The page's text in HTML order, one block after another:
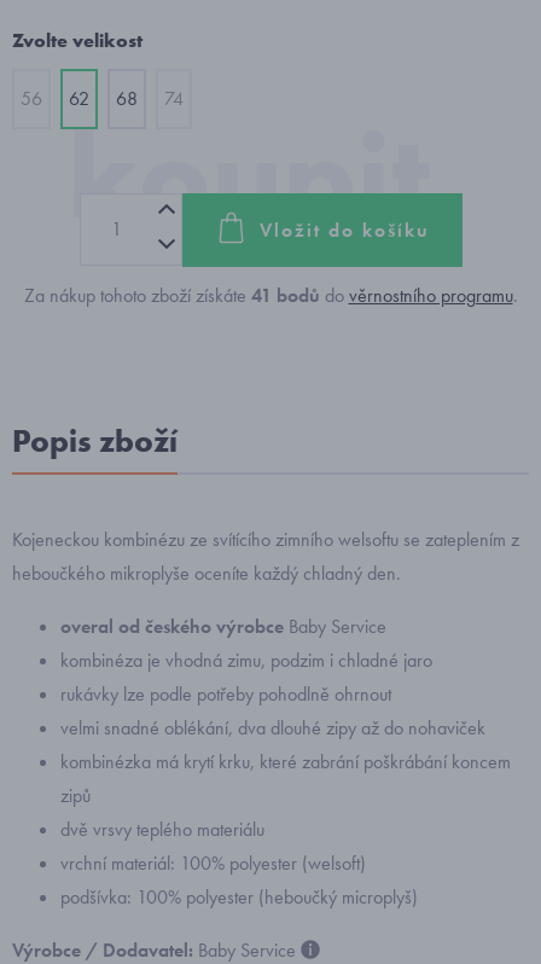
Zvolte velikost
56 62 68 74
Vložit do košíku
Za nákup tohoto zboží získáte 41 bodů dověrnostního programu.
Popis zboží
Kojeneckou kombinézu ze svítícího zimního welsoftu se zateplením z
heboučkého mikroplyše oceníte každý chladný den.
overal od českého výrobce Baby Service
kombinéza je vhodná zimu, podzim i chladné jaro
rukávky lze podle potřeby pohodlně ohrnout
velmi snadné oblékání, dva dlouhé zipy až do nohaviček
kombinézka má krytí krku, které zabrání poškrábání koncem
zipů
dvě vrsvy teplého materiálu
vrchní materiál: 100% polyester (welsoft)
podšívka: 100% polyester (heboučký microplyš)
Výrobce / Dodavatel: Baby Service